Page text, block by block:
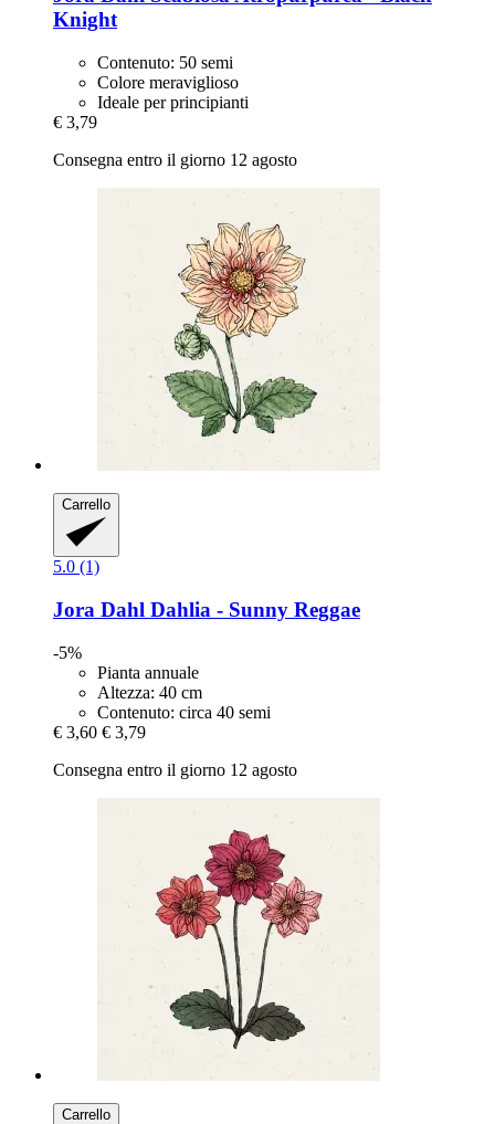
Knight
Contenuto: 50 semi
Colore meraviglioso
Ideale per principianti
€ 3,79
Consegna entro il giorno 12 agosto
Carrello
5.0 (1)
Jora Dahl Dahlia -​ Sunny Reggae
-5%
Pianta annuale
Altezza: 40 cm
Contenuto: circa 40 semi
€ 3,60 € 3,79
Consegna entro il giorno 12 agosto
Carrello